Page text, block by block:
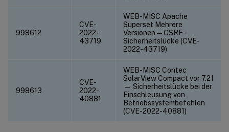
998612
CVE-
2022-
43719
WEB-MISC Apache
Superset Mehrere
Versionen — CSRF-
Sicherheitslücke (CVE-
2022-43719)
998613
CVE-
2022-
40881
WEB-MISC Contec
SolarView Compact vor 7.21
— Sicherheitslücke bei der
Einschleusung von
Betriebssystembefehlen
(CVE-2022-40881)